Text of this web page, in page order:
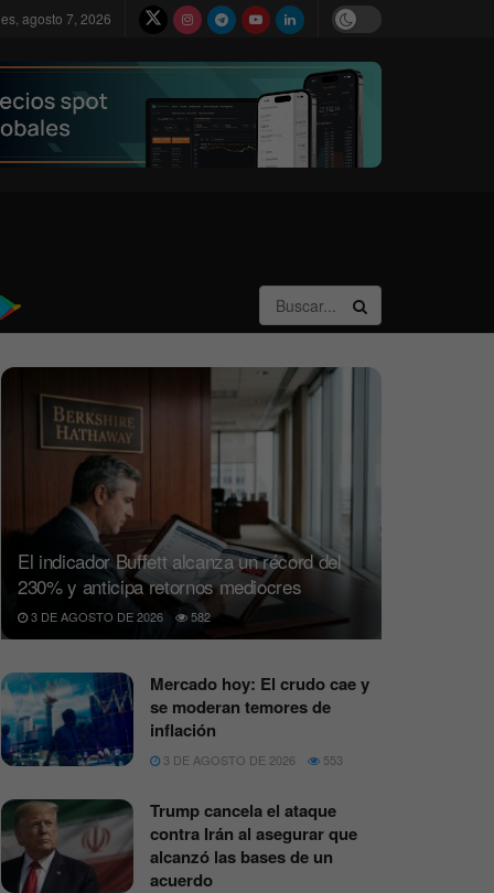
agosto 7, 2026
El indicador Buffett alcanza un récord del
230% y anticipa retornos mediocres
3 DE AGOSTO DE 2026 582
Mercado hoy: El crudo cae y
se moderan temores de
inflación
3 DE AGOSTO DE 2026 553
Trump cancela el ataque
contra Irán al asegurar que
alcanzó las bases de un
acuerdo